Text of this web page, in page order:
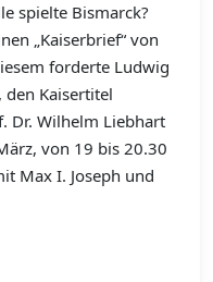
spielte Bismarck?
„Kaiserbrief“ von
forderte Ludwig
Kaisertitel
Dr. Wilhelm Liebhart
von 19 bis 20.30
Max I. Joseph und